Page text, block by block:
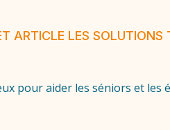
ARTICLE LES SOLUTIONS
pour aider les séniors et les